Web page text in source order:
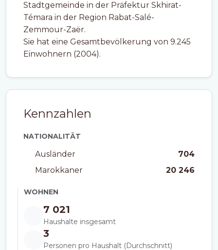
Stadtgemeinde in der Präfektur Skhirat-
Témara in der Region Rabat-Salé-
Zemmour-Zaër.
Sie hat eine Gesamtbevölkerung von 9.245
Einwohnern (2004).
Kennzahlen
NATIONALITÄT
Ausländer
704
Marokkaner
20 246
WOHNEN
7 021
Haushalte insgesamt
3
Personen pro Haushalt (Durchschnitt)